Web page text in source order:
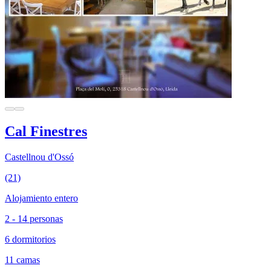
Cal Finestres
Castellnou d'Ossó
(21)
Alojamiento entero
2 - 14 personas
6 dormitorios
11 camas